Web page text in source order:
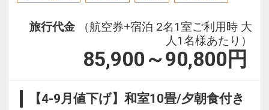
旅行代金
（航空券+宿泊 2名1室ご利用時 大
人1名様あたり）
85,900～90,800 円
【4-9月値下げ】和室10畳/夕朝食付き